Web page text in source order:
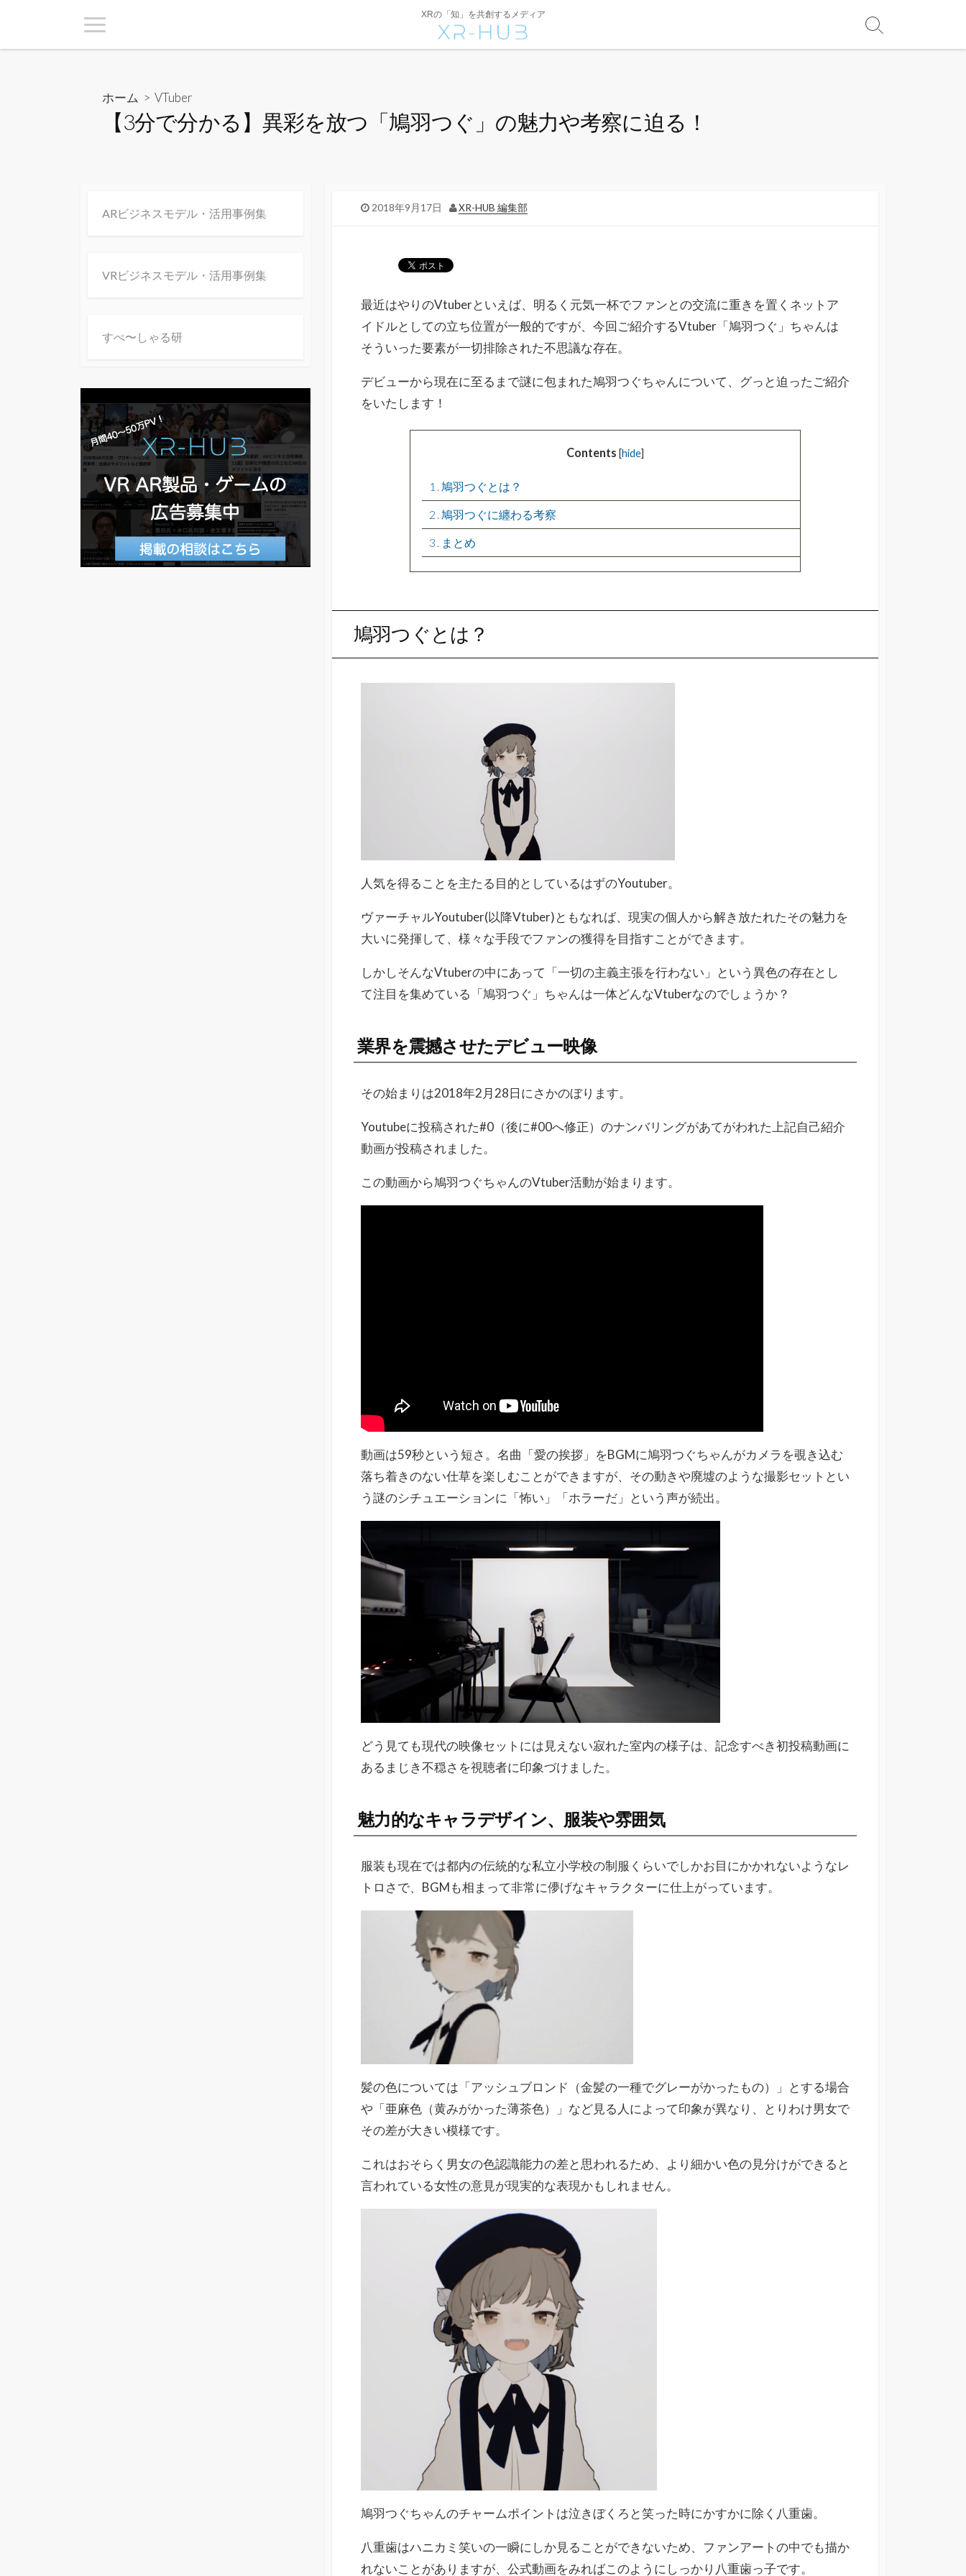
XRの「知」を共創するメディア
ホーム > VTuber
【3分で分かる】異彩を放つ「鳩羽つぐ」の魅力や考察に迫る！
2018年9月17日 XR-HUB 編集部
最近はやりのVtuberといえば、明るく元気一杯でファンとの交流に重きを置くネットア
イドルとしての立ち位置が一般的ですが、 今回ご紹介するVtuber「鳩羽つぐ」ちゃんは
そういった要素が一切排除された不思議な存在。
デビューから現在に至るまで謎に包まれた鳩羽つぐちゃんについて、グっと迫ったご紹介
をいたします！
Contents [hide]
1 鳩羽つぐとは？
2 鳩羽つぐに纏わる考察
3 まとめ
鳩羽つぐとは？
人気を得ることを主たる目的としているはずのYoutuber。
ヴァーチャルYoutuber(以降Vtuber)ともなれば、現実の個人から解き放たれたその魅力を
大いに発揮して、様々な手段でファンの獲得を目指すことができます。
しかしそんなVtuberの中にあって「一切の主義主張を行わない」という異色の存在とし
て注目を集めている「鳩羽つぐ」ちゃんは一体どんなVtuberなのでしょうか？
業界を震撼させたデビュー映像
その始まりは2018年2月28日にさかのぼります。
Youtubeに投稿された#0（後に#00へ修正）のナンバリングがあてがわれた上記自己紹介
動画が投稿されました。
この動画から鳩羽つぐちゃんのVtuber活動が始まります。
動画は59秒という短さ。名曲「愛の挨拶 」をBGMに鳩羽つぐちゃんがカメラを覗き込む
落ち着きのない仕草を楽しむことができますが、その動きや廃墟のような撮影セットとい
う謎のシチュエーションに「怖い」「ホラーだ」という声が続出。
どう見ても現代の映像セットには見えない寂れた室内の様子は、記念すべき初投稿動画に
あるまじき不穏さを視聴者に印象づけました。
魅力的なキャラデザイン、服装や雰囲気
服装も現在では都内の伝統的な私立小学校の制服くらいでしかお目にかかれないようなレ
トロさで、BGMも相まって非常に儚げなキャラクターに仕上がっています。
髪の色については「アッシュブロンド（金髪の一種でグレーがかったもの）」とする場合
や「亜麻色（黄みがかった薄茶色）」など見る人によって印象が異なり、とりわけ男女で
その差が大きい模様です。
これはおそらく男女の色認識能力の差と思われるため、より細かい色の見分けができると
言われている女性の意見が現実的な表現かもしれません。
鳩羽つぐちゃんのチャームポイントは泣きぼくろと笑った時にかすかに除く八重歯。
八重歯はハニカミ笑いの一瞬にしか見ることができないため、ファンアートの中でも描か
れないことがありますが、公式動画をみればこのようにしっかり八重歯っ子です。
ARビジネスモデル・活用事例集
VRビジネスモデル・活用事例集
すぺ〜しゃる研